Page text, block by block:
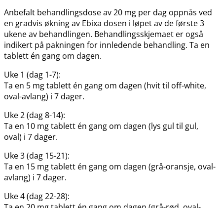
Anbefalt behandlingsdose av 20 mg per dag oppnås ved
en gradvis økning av Ebixa dosen i løpet av de første 3
ukene av behandlingen. Behandlingsskjemaet er også
indikert på pakningen for innledende behandling. Ta en
tablett én gang om dagen.
Uke 1 (dag 1-7):
Ta en 5 mg tablett én gang om dagen (hvit til off-white,
oval-avlang) i 7 dager.
Uke 2 (dag 8-14):
Ta en 10 mg tablett én gang om dagen (lys gul til gul,
oval) i 7 dager.
Uke 3 (dag 15-21):
Ta en 15 mg tablett én gang om dagen (grå-oransje, oval-
avlang) i 7 dager.
Uke 4 (dag 22-28):